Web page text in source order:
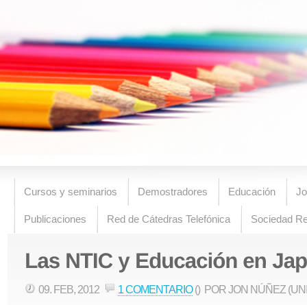
Cursos y seminarios Demostradores Educación
Publicaciones Red de Cátedras Telefónica Sociedad
09. FEB, 2012 1 COMENTARIO() POR JON NÚÑEZ